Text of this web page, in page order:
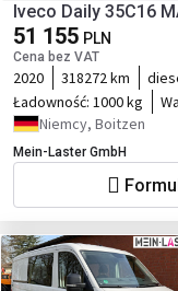
Iveco Daily 35C16
51 155 PLN
Cena bez VAT
2020 318272 km
Ładowność: 1000 kg
Niemcy, Boitzen
Mein-Laster GmbH